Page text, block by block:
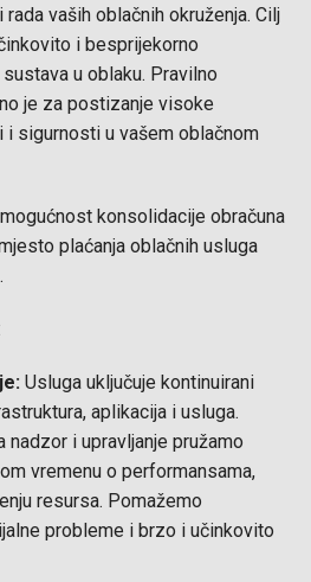
vaših oblačnih okruženja. Cilj
i besprijekorno
u oblaku. Pravilno
je za postizanje visoke
sigurnosti u vašem oblačnom
konsolidacije obračuna
plaćanja oblačnih usluga
Usluga uključuje kontinuirani
aplikacija i usluga.
nadzor i upravljanje pružamo
vremenu o performansama,
resursa. Pomažemo
probleme i brzo i učinkovito